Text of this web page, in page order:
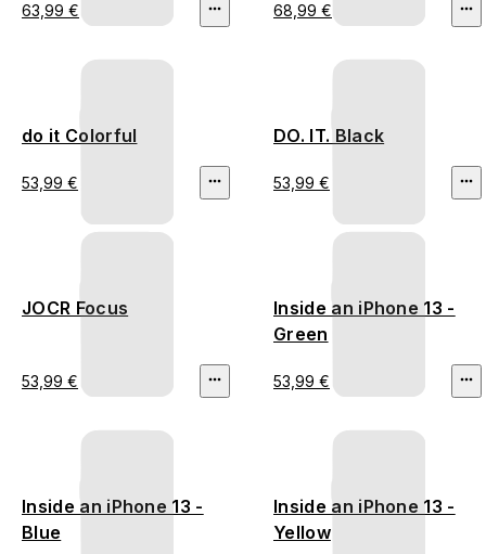
63,99 € 68,99 €
do it Colorful
53,99 €
DO. IT. Black
53,99 €
JOCR Focus
53,99 €
Inside an iPhone 13 -
Green
53,99 €
Inside an iPhone 13 -
Blue
Inside an iPhone 13 -
Yellow